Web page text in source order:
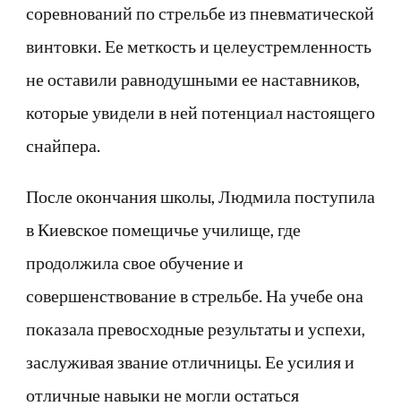
соревнований по стрельбе из пневматической
винтовки. Ее меткость и целеустремленность
не оставили равнодушными ее наставников,
которые увидели в ней потенциал настоящего
снайпера.
После окончания школы, Людмила поступила
в Киевское помещичье училище, где
продолжила свое обучение и
совершенствование в стрельбе. На учебе она
показала превосходные результаты и успехи,
заслуживая звание отличницы. Ее усилия и
отличные навыки не могли остаться